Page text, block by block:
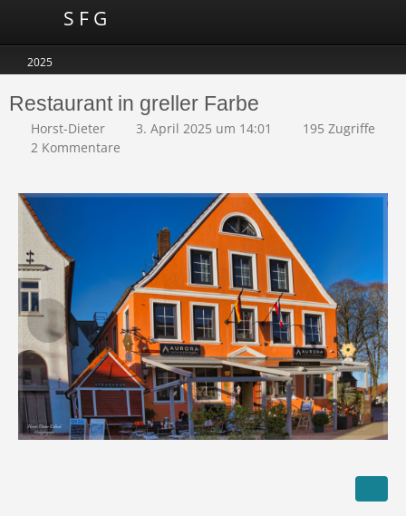
S F G
2025
Restaurant in greller Farbe
Horst-Dieter 3. April 2025 um 14:01
195 Zugriffe
2 Kommentare